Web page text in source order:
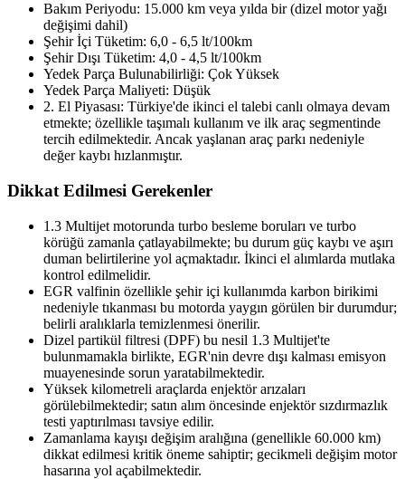
Bakım Periyodu: 15.000 km veya yılda bir (dizel motor yağı
değişimi dahil)
Şehir İçi Tüketim: 6,0 - 6,5 lt/100km
Şehir Dışı Tüketim: 4,0 - 4,5 lt/100km
Yedek Parça Bulunabilirliği: Çok Yüksek
Yedek Parça Maliyeti: Düşük
2. El Piyasası: Türkiye'de ikinci el talebi canlı olmaya devam
etmekte; özellikle taşımalı kullanım ve ilk araç segmentinde
tercih edilmektedir. Ancak yaşlanan araç parkı nedeniyle
değer kaybı hızlanmıştır.
Dikkat Edilmesi Gerekenler
1.3 Multijet motorunda turbo besleme boruları ve turbo
körüğü zamanla çatlayabilmekte; bu durum güç kaybı ve aşırı
duman belirtilerine yol açmaktadır. İkinci el alımlarda mutlaka
kontrol edilmelidir.
EGR valfinin özellikle şehir içi kullanımda karbon birikimi
nedeniyle tıkanması bu motorda yaygın görülen bir durumdur;
belirli aralıklarla temizlenmesi önerilir.
Dizel partikül filtresi (DPF) bu nesil 1.3 Multijet'te
bulunmamakla birlikte, EGR'nin devre dışı kalması emisyon
muayenesinde sorun yaratabilmektedir.
Yüksek kilometreli araçlarda enjektör arızaları
görülebilmektedir; satın alım öncesinde enjektör sızdırmazlık
testi yaptırılması tavsiye edilir.
Zamanlama kayışı değişim aralığına (genellikle 60.000 km)
dikkat edilmesi kritik öneme sahiptir; gecikmeli değişim motor
hasarına yol açabilmektedir.